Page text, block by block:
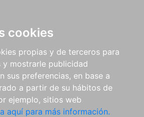
cookies
propias y de terceros para
y mostrarle publicidad
sus preferencias, en base a
a partir de su hábitos de
ejemplo, sitios web
aquí para más información.